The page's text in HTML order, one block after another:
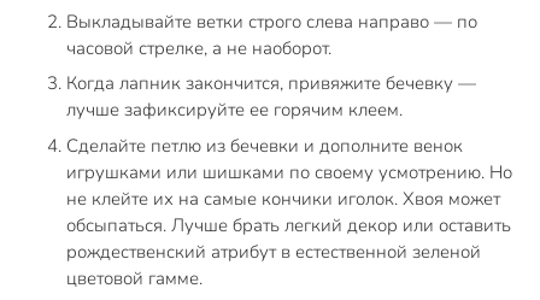
Выкладывайте ветки строго слева направо — по
часовой стрелке, а не наоборот.
Когда лапник закончится, привяжите бечевку —
лучше зафиксируйте ее горячим клеем.
Сделайте петлю из бечевки и дополните венок
игрушками или шишками по своему усмотрению. Но
не клейте их на самые кончики иголок. Хвоя может
обсыпаться. Лучше брать легкий декор или оставить
рождественский атрибут в естественной зеленой
цветовой гамме.